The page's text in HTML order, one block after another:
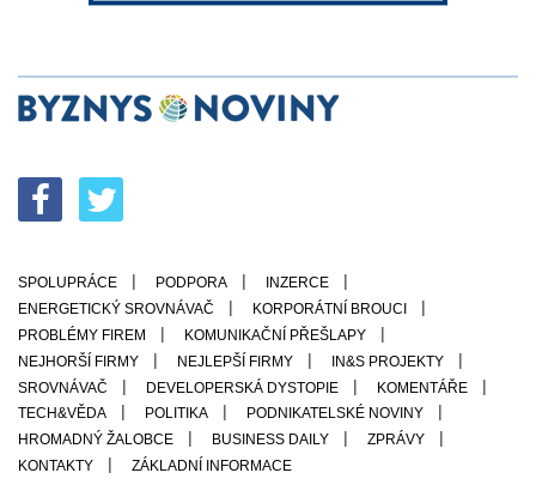
SPOLUPRÁCE PODPORA
INZERCE
ENERGETICKÝ SROVNÁVAČ
KORPORÁTNÍ BROUCI
PROBLÉMY FIREM
KOMUNIKAČNÍ PŘEŠLAPY
NEJHORŠÍ FIRMY
NEJLEPŠÍ FIRMY
IN&S PROJEKTY
SROVNÁVAČ
DEVELOPERSKÁ DYSTOPIE
KOMENTÁŘE
TECH&VĚDA
POLITIKA
PODNIKATELSKÉ NOVINY
HROMADNÝ ŽALOBCE
BUSINESS DAILY
ZPRÁVY
KONTAKTY
ZÁKLADNÍ INFORMACE